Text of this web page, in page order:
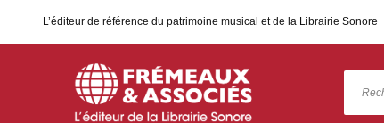
L’éditeur de référence du patrimoine musical et de la Librairie Sonore